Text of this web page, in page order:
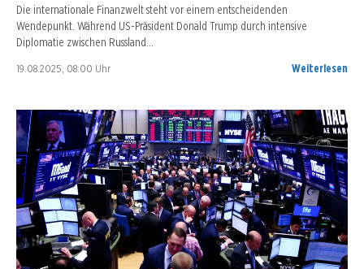
Die internationale Finanzwelt steht vor einem entscheidenden
Wendepunkt. Während US-Präsident Donald Trump durch intensive
Diplomatie zwischen Russland…
19.08.2025, 08:00 Uhr Weiterlesen